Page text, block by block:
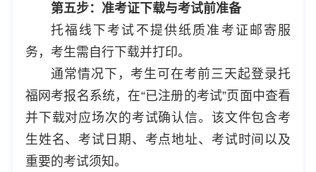
第五步：准考证下载与考试前准备
托福线下考试不提供纸质准考证邮寄服
务，考生需自行下载并打印。
通常情况下，考生可在考前三天起登录托
福网考报名系统，在“已注册的考试”页面中查看
并下载对应场次的考试确认信。该文件包含考
生姓名、考试日期、考点地址、考试时间以及
重要的考试须知。